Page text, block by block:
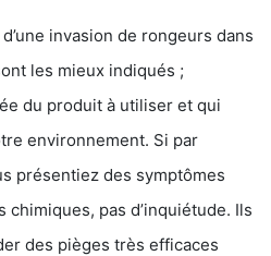
invasion de rongeurs dans
les mieux indiqués ;
du produit à utiliser et qui
environnement. Si par
présentiez des symptômes
chimiques, pas d’inquiétude. Ils
des pièges très efficaces